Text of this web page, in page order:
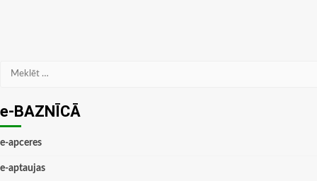
Meklēt:
e-BAZNĪCĀ
e-apceres
e-aptaujas